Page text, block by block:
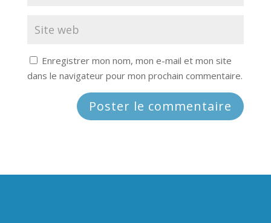
Enregistrer mon nom, mon e-mail et mon site
dans le navigateur pour mon prochain commentaire.